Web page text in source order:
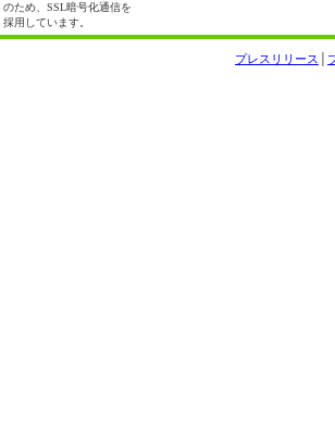
のため、SSL暗号化通信を
採用しています。
プレスリリース